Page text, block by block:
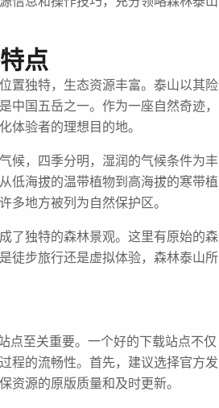
点
置独特，生态资源丰富。泰山以其险
国五岳之一。作为一座自然奇迹，
体验者的理想目的地。
候，四季分明，湿润的气候条件为丰
低海拔的温带植物到高海拔的寒带植
多地方被列为自然保护区。
了独特的森林景观。这里有原始的森
徒步旅行还是虚拟体验，森林泰山所
点至关重要。一个好的下载站点不仅
程的流畅性。首先，建议选择官方发
资源的原版质量和及时更新。